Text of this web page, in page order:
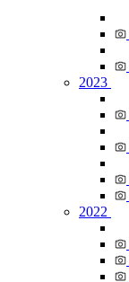
2023
2022